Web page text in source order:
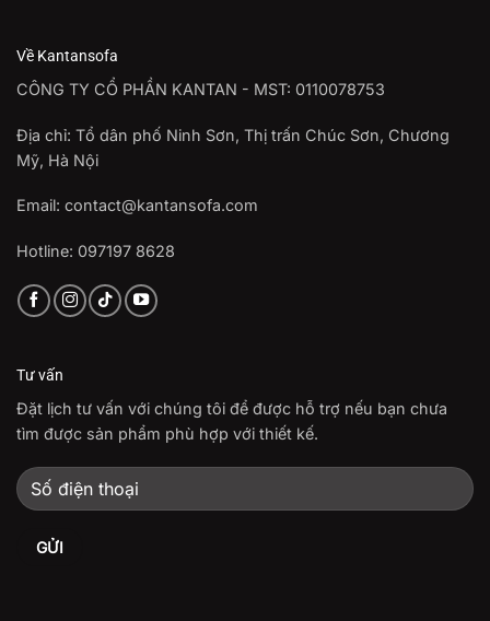
Về Kantansofa
CÔNG TY CỔ PHẦN KANTAN - MST: 0110078753
Địa chỉ: Tổ dân phố Ninh Sơn, Thị trấn Chúc Sơn, Chương
Mỹ, Hà Nội
Email: contact@kantansofa.com
Hotline: 097197 8628
Tư vấn
Đặt lịch tư vấn với chúng tôi để được hỗ trợ nếu bạn chưa
tìm được sản phẩm phù hợp với thiết kế.